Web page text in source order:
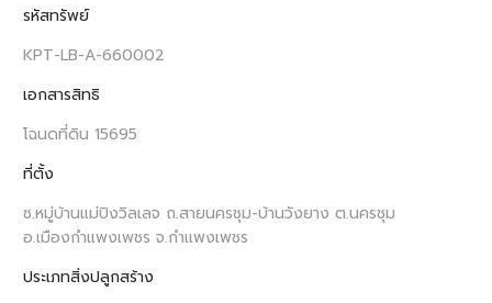
รหัสทรัพย์
KPT-LB-A-660002
เอกสารสิทธิ
โฉนดที่ดิน 15695
ที่ตั้ง
ซ.หมู่บ้านแม่ปิงวิลเลจ ถ.สายนครชุม-บ้านวังยาง ต.นครชุม
อ.เมืองกำแพงเพชร จ.กำแพงเพชร
ประเภทสิ่งปลูกสร้าง